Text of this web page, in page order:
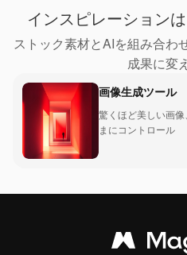
インスピレーション
ストック素材とAIを組み合わ
成果に変
画像生成ツール
驚くほど美しい画像
まにコントロール